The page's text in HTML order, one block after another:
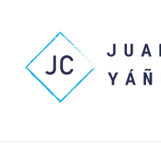
content